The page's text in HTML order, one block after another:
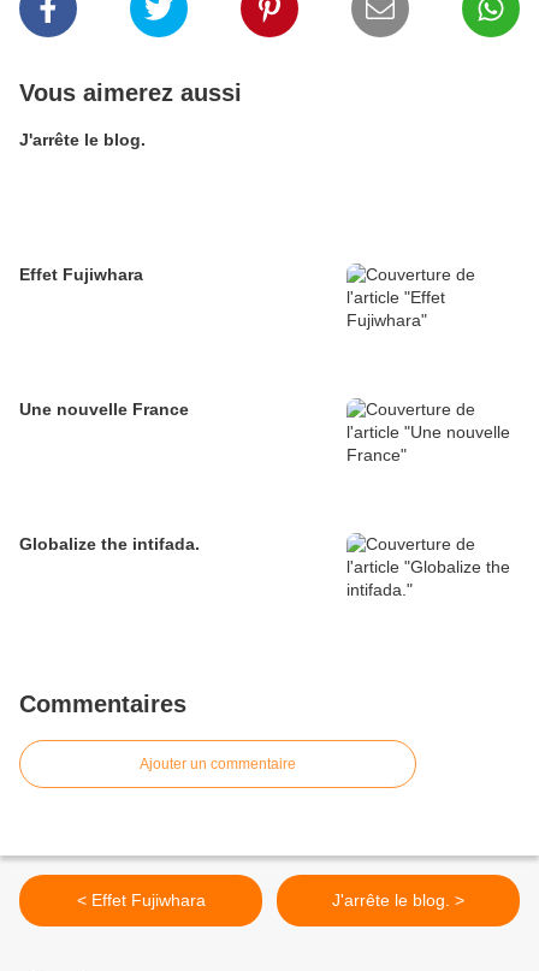
Vous aimerez aussi
J'arrête le blog.
Effet Fujiwhara
Une nouvelle France
Globalize the intifada.
Commentaires
Ajouter un commentaire
< Effet Fujiwhara J'arrête le blog. >